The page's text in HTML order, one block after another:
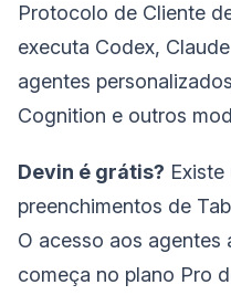
Protocolo de Cliente
executa Codex,
agentes
Cognition e outros
Devin é grátis?
preenchimentos de
O acesso aos
começa no plano Pro